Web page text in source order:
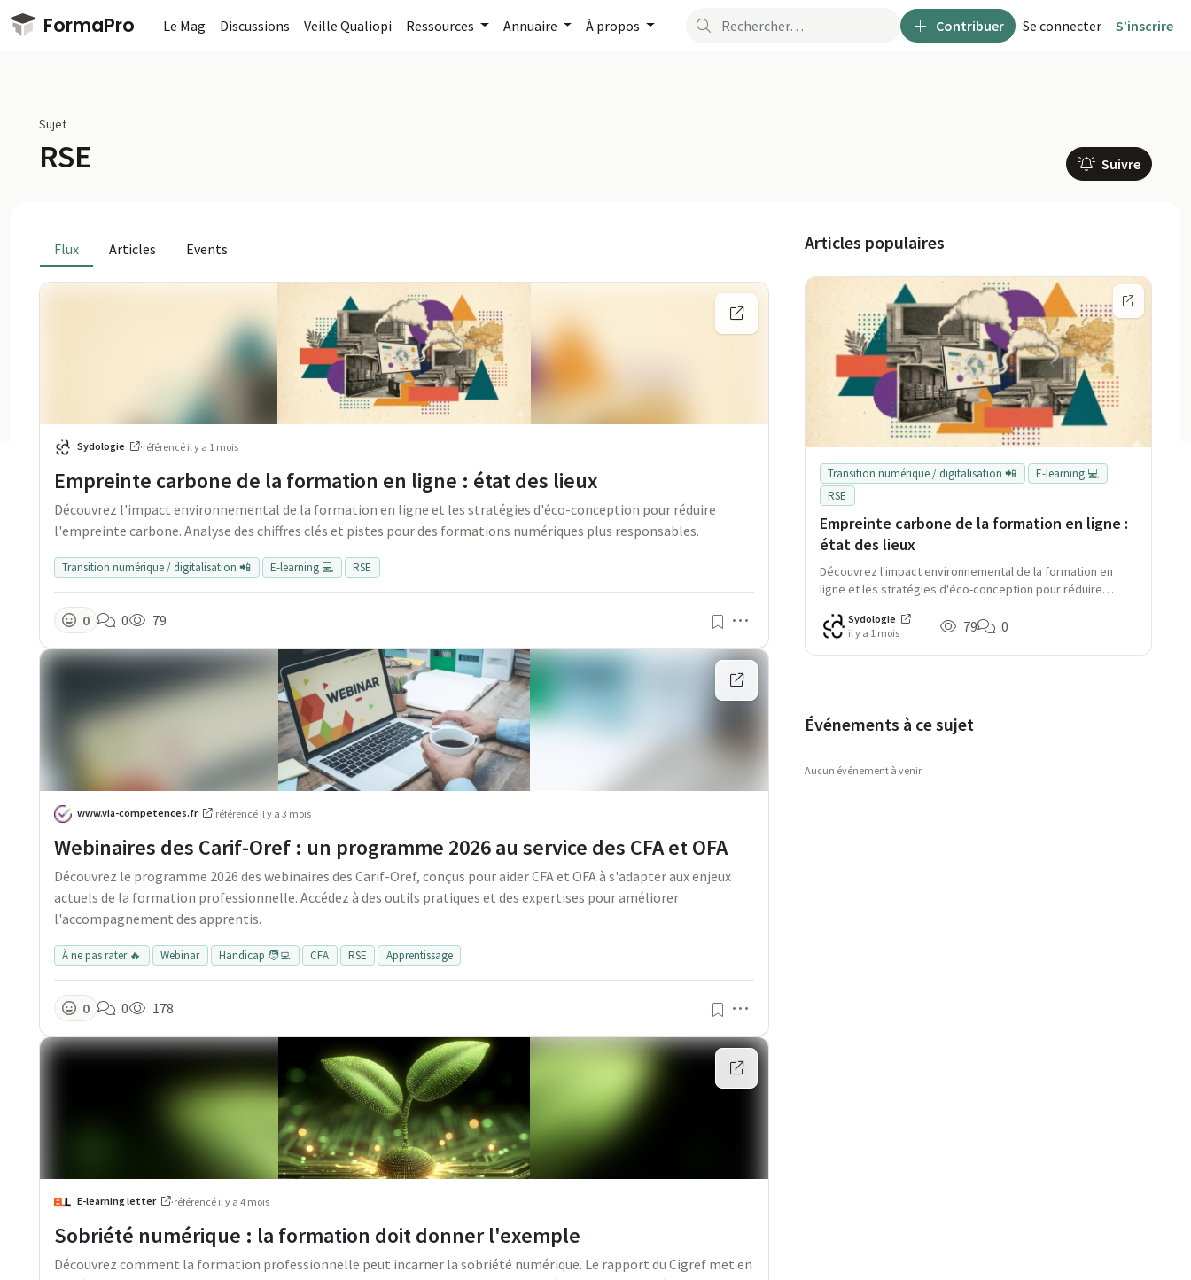
Passer au contenu principal
FormaPro Contribuer Se connecter S’inscrire
Le Mag Discussions Veille Qualiopi Ressources Annuaire À propos
Sujet
RSE Suivre
Flux Articles Events
Sydologie ·référencé il y a 1 mois
Empreinte carbone de la formation en ligne : état des lieux
Découvrez l'impact environnemental de la formation en ligne et les stratégies d'éco-conception pour réduire
l'empreinte carbone. Analyse des chiffres clés et pistes pour des formations numériques plus responsables.
Transition numérique / digitalisation 📲 E-learning 💻 RSE
0 0 79
www.via-competences.fr ·référencé il y a 3 mois
Webinaires des Carif-Oref : un programme 2026 au service des CFA et OFA
Découvrez le programme 2026 des webinaires des Carif-Oref, conçus pour aider CFA et OFA à s'adapter aux enjeux
actuels de la formation professionnelle. Accédez à des outils pratiques et des expertises pour améliorer
l'accompagnement des apprentis.
À ne pas rater 🔥 Webinar Handicap 🧑‍💻 CFA RSE Apprentissage
0 0 178
E-learning letter ·référencé il y a 4 mois
Sobriété numérique : la formation doit donner l'exemple
Découvrez comment la formation professionnelle peut incarner la sobriété numérique. Le rapport du Cigref met en
Articles populaires
Transition numérique / digitalisation 📲
E-learning 💻
RSE
Empreinte carbone de la formation en ligne :
état des lieux
Découvrez l'impact environnemental de la formation en
ligne et les stratégies d'éco-conception pour réduire
pour des formations numériques plus responsables.
Sydologie
il y a 1 mois
79 0
Événements à ce sujet
Aucun événement à venir